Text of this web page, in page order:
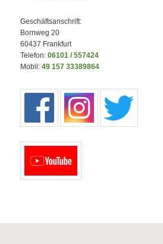
Geschäftsanschrift:
Bornweg 20
60437 Frankfurt
Telefon:06101 / 557424
Mobil:49 157 33389864